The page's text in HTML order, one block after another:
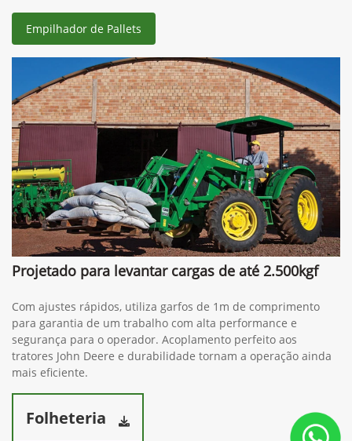
Empilhador de Pallets
Projetado para levantar cargas de até 2.500kgf
Com ajustes rápidos, utiliza garfos de 1m de comprimento
para garantia de um trabalho com alta performance e
segurança para o operador. Acoplamento perfeito aos
tratores John Deere e durabilidade tornam a operação ainda
mais eficiente.
Folheteria